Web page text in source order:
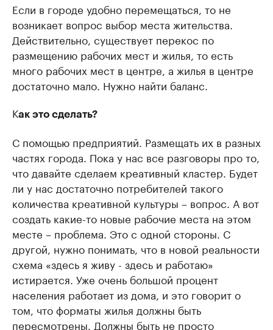
Если в городе удобно перемещаться, то не
возникает вопрос выбор места жительства.
Действительно, существует перекос по
размещению рабочих мест и жилья, то есть
много рабочих мест в центре, а жилья в центре
достаточно мало. Нужно найти баланс.
Как это сделать?
С помощью предприятий. Размещать их в разных
частях города. Пока у нас все разговоры про то,
что давайте сделаем креативный кластер. Будет
ли у нас достаточно потребителей такого
количества креативной культуры – вопрос. А вот
создать какие-то новые рабочие места на этом
месте – проблема. Это с одной стороны. С
другой, нужно понимать, что в новой реальности
схема «здесь я живу - здесь и работаю»
истирается. Уже очень большой процент
населения работает из дома, и это говорит о
том, что форматы жилья должны быть
пересмотрены. Должны быть не просто